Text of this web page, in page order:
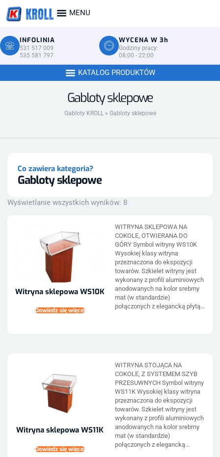
INFOLINIA
531 517 009
535 581 797
WYCENA W 3h
Godziny pracy:
08:00 - 22:00
Gabloty sklepowe
Gabloty KROLL » Gabloty sklepowe
Co zawiera kategoria?
Gabloty sklepowe
Wyświetlanie wszystkich wyników: 8
Witryna sklepowa WS10K
Dowiedz się więcej
WITRYNA SKLEPOWA NA
COKOLE, OTWIERANA DO
GÓRY Symbol witryny WS10K
Wysokiej klasy witryna
przeznaczona do ekspozycji
towarów. Szkielet witryny jest
wykonany z profili aluminiowych
anodowanych na kolor srebrny
mat (w standardzie)
połączonych z elegancką płytą...
Witryna sklepowa WS11K
Dowiedz się więcej
WITRYNA STOJĄCA NA
COKOLE, Z SYSTEMEM SZYB
PRZESUWNYCH Symbol witryny
WS11K Wysokiej klasy witryna
przeznaczona do ekspozycji
towarów. Szkielet witryny jest
wykonany z profili aluminiowych
anodowanych na kolor srebrny
mat (w standardzie)
połączonych z elegancką...